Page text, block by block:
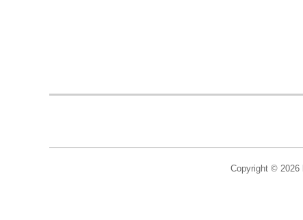
Copyright © 2026